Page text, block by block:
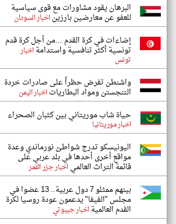
البرهان يقود مشاورات مع قوى سياسية
للعفو عن معارضين بارزيناخبار السودان
إضاءات في كرة القدم ...من أجل كرة قدم
تونسية أكثر تنافسية واستدامةاخبار
تونس
واشنطن تفرض حظراً على صادرات خردة
التنجستن ومواد البطارياتاخبار اليمن
حياة شاب موريتاني بين كثبان الصحراء
اخبار موريتانيا
اليونيسكو تدرج شواطئ نورماندي وعدة
مواقع أخرى أحدها في بلد عربي على
قائمة التراث العالمياخبار جزر القمر
بينهم ممثلو 7 دول عربية.. 13 عضوا في
مجلس "الفيفا" يدعمون عودة روسيا لكرة
القدم العالميةاخبار جيبوتي